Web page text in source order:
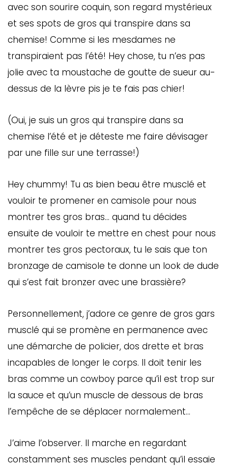
avec son sourire coquin, son regard mystérieux
et ses spots de gros qui transpire dans sa
chemise! Comme si les mesdames ne
transpiraient pas l’été! Hey chose, tu n’es pas
jolie avec ta moustache de goutte de sueur au-
dessus de la lèvre pis je te fais pas chier!
(Oui, je suis un gros qui transpire dans sa
chemise l’été et je déteste me faire dévisager
par une fille sur une terrasse!)
Hey chummy! Tu as bien beau être musclé et
vouloir te promener en camisole pour nous
montrer tes gros bras… quand tu décides
ensuite de vouloir te mettre en chest pour nous
montrer tes gros pectoraux, tu le sais que ton
bronzage de camisole te donne un look de dude
qui s’est fait bronzer avec une brassière?
Personnellement, j’adore ce genre de gros gars
musclé qui se promène en permanence avec
une démarche de policier, dos drette et bras
incapables de longer le corps. Il doit tenir les
bras comme un cowboy parce qu’il est trop sur
la sauce et qu’un muscle de dessous de bras
l’empêche de se déplacer normalement…
J’aime l’observer. Il marche en regardant
constamment ses muscles pendant qu’il essaie